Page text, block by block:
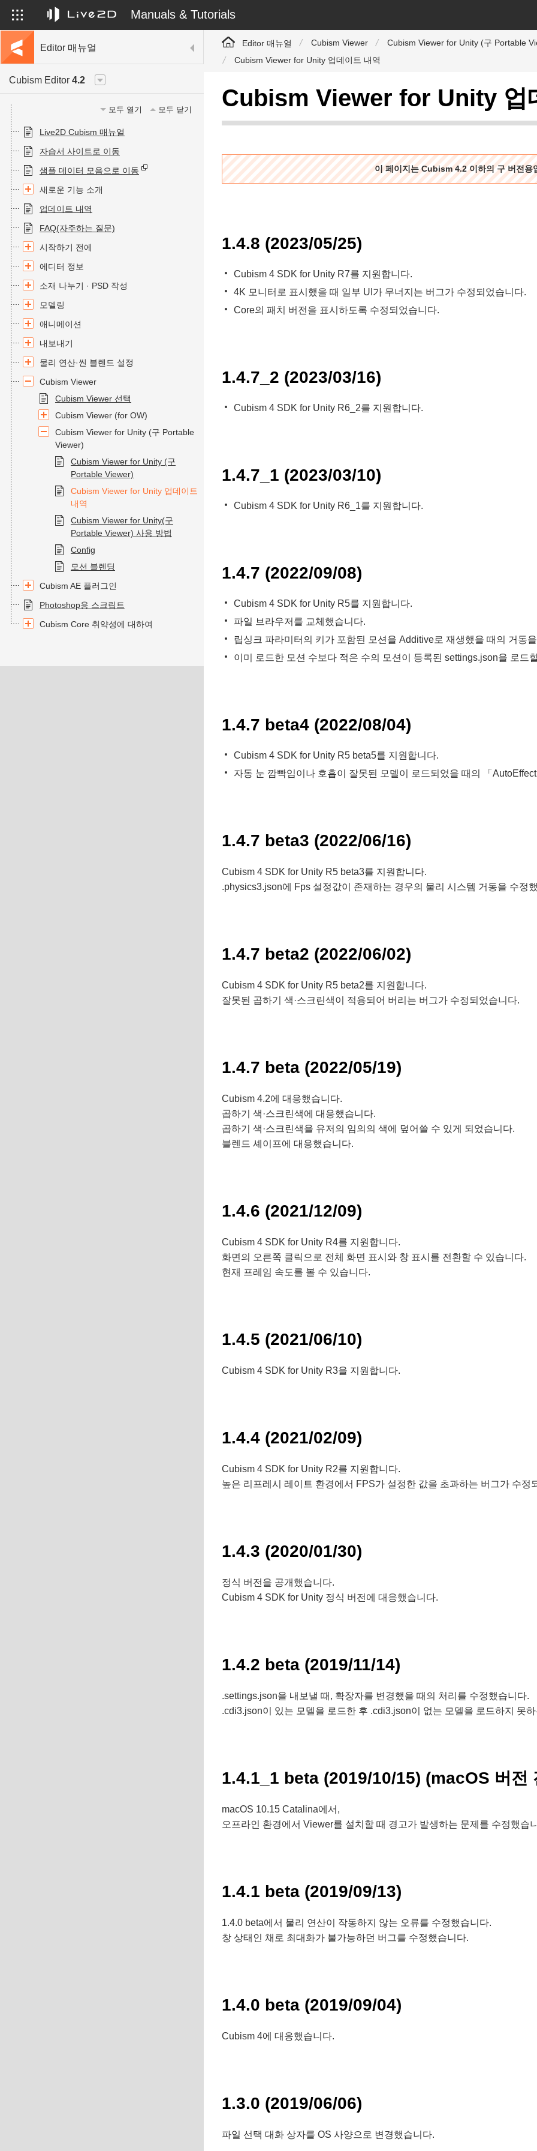
Manuals & Tutorials
Editor 매뉴얼
Cubism Editor 4.2
모두 열기 모두 닫기
Live2D Cubism 매뉴얼
자습서 사이트로 이동
샘플 데이터 모음으로 이동
새로운 기능 소개
업데이트 내역
FAQ(자주하는 질문)
시작하기 전에
에디터 정보
소재 나누기 · PSD 작성
모델링
애니메이션
내보내기
물리 연산·씬 블렌드 설정
Cubism Viewer
Cubism Viewer 선택
Cubism Viewer (for OW)
Cubism Viewer for Unity (구 Portable
Viewer)
Cubism Viewer for Unity (구
Portable Viewer)
Cubism Viewer for Unity 업데이트
내역
Cubism Viewer for Unity(구
Portable Viewer) 사용 방법
Config
모션 블렌딩
Cubism AE 플러그인
Photoshop용 스크립트
Cubism Core 취약성에 대하여
Editor 매뉴얼 Cubism Viewer
Cubism Viewer for Unity (구 Portable
Cubism Viewer for Unity 업데이트 내역
Cubism Viewer for Unity 업
이 페이지는 Cubism 4.2 이하의 구 버전용
1.4.8 (2023/05/25)
Cubism 4 SDK for Unity R7를 지원합니다.
4K 모니터로 표시했을 때 일부 UI가 무너지는 버그가 수정되었습니다.
Core의 패치 버전을 표시하도록 수정되었습니다.
1.4.7_2 (2023/03/16)
Cubism 4 SDK for Unity R6_2를 지원합니다.
1.4.7_1 (2023/03/10)
Cubism 4 SDK for Unity R6_1를 지원합니다.
1.4.7 (2022/09/08)
Cubism 4 SDK for Unity R5를 지원합니다.
파일 브라우저를 교체했습니다.
립싱크 파라미터의 키가 포함된 모션을 Additive로 재생했을 때의 거동
이미 로드한 모션 수보다 적은 수의 모션이 등록된 settings.json을 로드
1.4.7 beta4 (2022/08/04)
Cubism 4 SDK for Unity R5 beta5를 지원합니다.
자동 눈 깜빡임이나 호흡이 잘못된 모델이 로드되었을 때의 「
1.4.7 beta3 (2022/06/16)
Cubism 4 SDK for Unity R5 beta3를 지원합니다.
.physics3.json에 Fps 설정값이 존재하는 경우의 물리 시스템 거동을 수정
1.4.7 beta2 (2022/06/02)
Cubism 4 SDK for Unity R5 beta2를 지원합니다.
잘못된 곱하기 색·스크린색이 적용되어 버리는 버그가 수정되었습니다.
1.4.7 beta (2022/05/19)
Cubism 4.2에 대응했습니다.
곱하기 색·스크린색에 대응했습니다.
곱하기 색·스크린색을 유저의 임의의 색에 덮어쓸 수 있게 되었습니다.
블렌드 셰이프에 대응했습니다.
1.4.6 (2021/12/09)
Cubism 4 SDK for Unity R4를 지원합니다.
화면의 오른쪽 클릭으로 전체 화면 표시와 창 표시를 전환할 수 있습니다.
현재 프레임 속도를 볼 수 있습니다.
1.4.5 (2021/06/10)
Cubism 4 SDK for Unity R3을 지원합니다.
1.4.4 (2021/02/09)
Cubism 4 SDK for Unity R2를 지원합니다.
높은 리프레시 레이트 환경에서 FPS가 설정한 값을 초과하는 버그가 수정
1.4.3 (2020/01/30)
정식 버전을 공개했습니다.
Cubism 4 SDK for Unity 정식 버전에 대응했습니다.
1.4.2 beta (2019/11/14)
.settings.json을 내보낼 때, 확장자를 변경했을 때의 처리를 수정했습니다.
.cdi3.json이 있는 모델을 로드한 후 .cdi3.json이 없는 모델을 로드하지 못
1.4.1_1 beta (2019/10/15) (macOS 버전
macOS 10.15 Catalina에서,
오프라인 환경에서 Viewer를 설치할 때 경고가 발생하는 문제를 수정했습
1.4.1 beta (2019/09/13)
1.4.0 beta에서 물리 연산이 작동하지 않는 오류를 수정했습니다.
창 상태인 채로 최대화가 불가능하던 버그를 수정했습니다.
1.4.0 beta (2019/09/04)
Cubism 4에 대응했습니다.
1.3.0 (2019/06/06)
파일 선택 대화 상자를 OS 사양으로 변경했습니다.